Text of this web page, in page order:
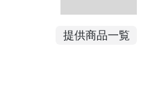
提供商品一覧